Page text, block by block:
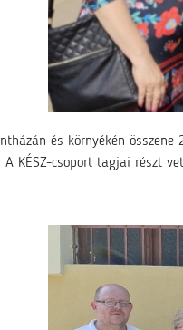
és környékén
A KÉSZ-csoport tagjai részt